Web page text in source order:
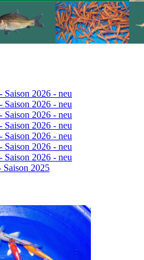
2026 - neu
2026 - neu
2026 - neu
2026 - neu
2026 - neu
2026 - neu
2026 - neu
2025